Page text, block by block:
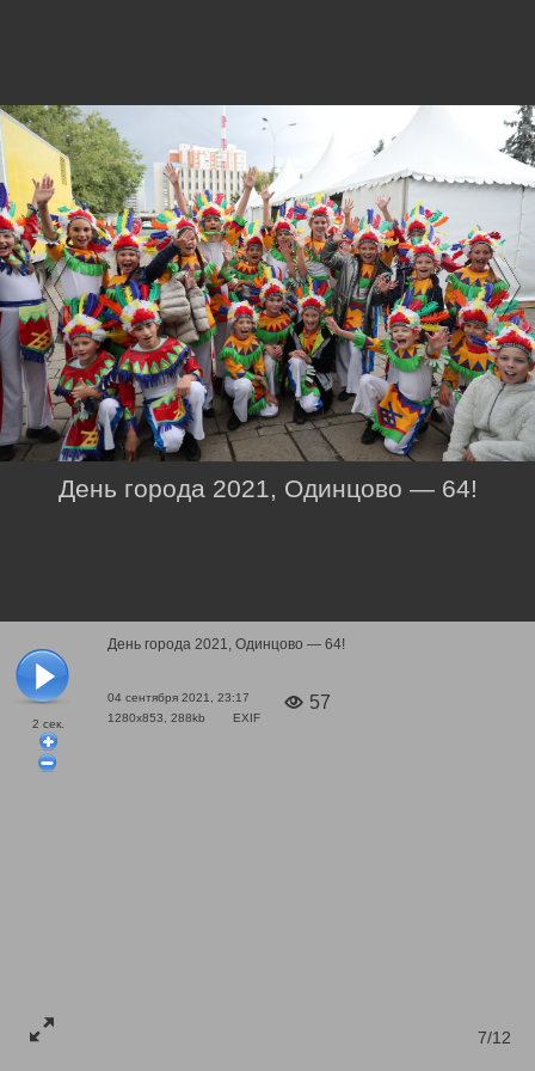
2 сек.
День города 2021, Одинцово — 64!
04 сентября 2021, 23:17
1280x853, 288kb
EXIF
57
7/12
День города 2021, Одинцово — 64!